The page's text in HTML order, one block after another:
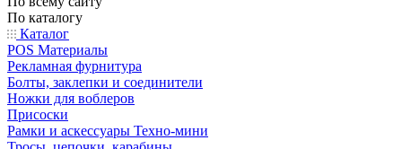
По каталогу
Каталог
POS Материалы
Рекламная фурнитура
Болты, заклепки и соединители
Ножки для воблеров
Присоски
Рамки и аскессуары Техно-мини